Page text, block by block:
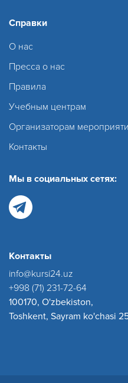
Справки
О нас
Пресса о нас
Правила
Учебным центрам
Организаторам
Контакты
Мы в социальных сетях:
Контакты
info@kursi24.uz
+998 (71) 231-72-64
100170, O'zbekiston,
Toshkent, Sayram ko'chasi